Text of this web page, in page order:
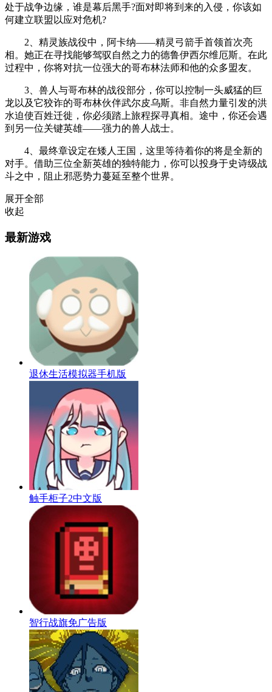
处于战争边缘，谁是幕后黑手?面对即将到来的入侵，你该如
何建立联盟以应对危机?
2、精灵族战役中，阿卡纳——精灵弓箭手首领首次亮
相。她正在寻找能够驾驭自然之力的德鲁伊西尔维厄斯。在此
过程中，你将对抗一位强大的哥布林法师和他的众多盟友。
3、兽人与哥布林的战役部分，你可以控制一头威猛的巨
龙以及它狡诈的哥布林伙伴武尔皮乌斯。非自然力量引发的洪
水迫使百姓迁徙，你必须踏上旅程探寻真相。途中，你还会遇
到另一位关键英雄——强力的兽人战士。
4、最终章设定在矮人王国，这里等待着你的将是全新的
对手。借助三位全新英雄的独特能力，你可以投身于史诗级战
斗之中，阻止邪恶势力蔓延至整个世界。
展开全部
收起
最新游戏
退休生活模拟器手机版
触手柜子2中文版
智行战旗免广告版